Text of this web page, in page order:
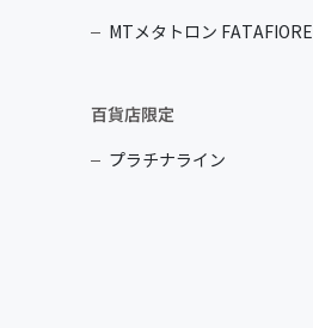
MTメタトロン FATAFIORE
百貨店限定
プラチナライン